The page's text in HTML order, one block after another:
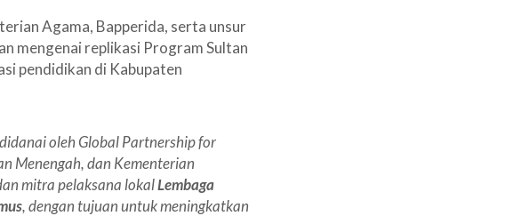
Agama, Bapperida, serta unsur
mengenai replikasi Program Sultan
pendidikan di Kabupaten
oleh Global Partnership for
Menengah, dan Kementerian
mitra pelaksana lokalLembaga
, dengan tujuan untuk meningkatkan